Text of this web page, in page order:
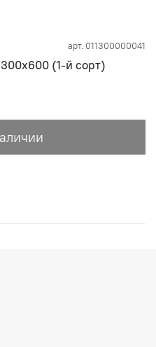
арт. 011300000041
(1-й сорт)